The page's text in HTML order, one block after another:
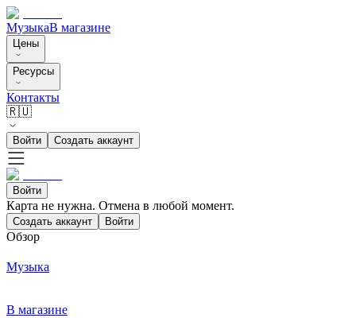
МузыкаВ магазине
Цены
Ресурсы
Контакты
🇷🇺
Войти Создать аккаунт
Войти
Карта не нужна. Отмена в любой момент.
Создать аккаунт Войти
Обзор
Музыка
В магазине